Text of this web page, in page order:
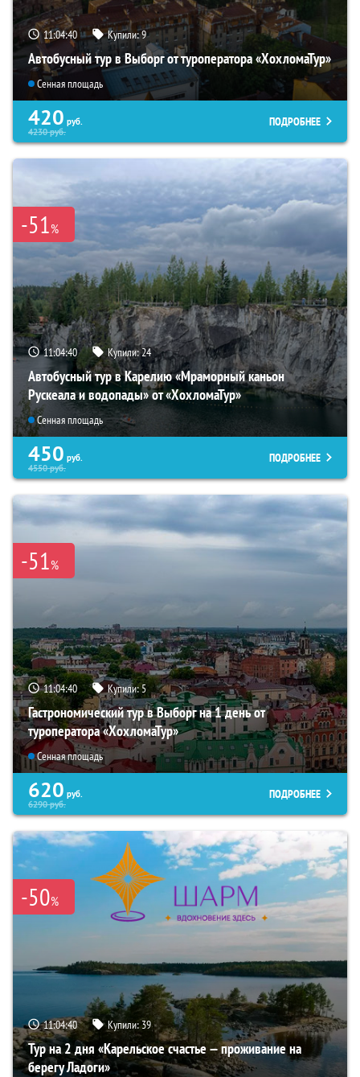
11:04:39 Купили:9
Автобусный тур в Выборг от туроператора «ХохломаТур»
Сенная площадь
420 руб.
4230руб.
ПОДРОБНЕЕ
-51%
11:04:39 Купили:24
Автобусный тур в Карелию «Мраморный каньон
Рускеала и водопады» от «ХохломаТур»
Сенная площадь
450 руб.
4550руб.
ПОДРОБНЕЕ
-51%
11:04:39 Купили:5
Гастрономический тур в Выборг на 1 день от
туроператора «ХохломаТур»
Сенная площадь
620 руб.
6290руб.
ПОДРОБНЕЕ
-50%
11:04:39 Купили:39
Тур на 2 дня «Карельское счастье — проживание на
берегу Ладоги»